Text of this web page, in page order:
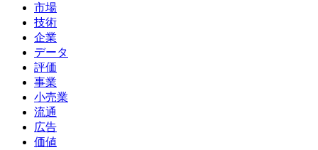
市場
技術
企業
データ
評価
事業
小売業
流通
広告
価値